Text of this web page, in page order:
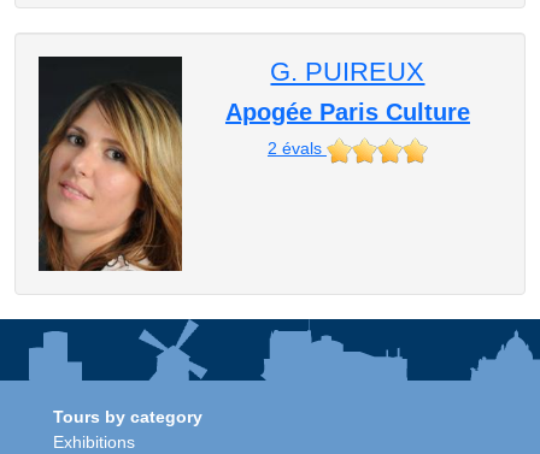
G. PUIREUX
Apogée Paris Culture
2 évals
Tours by category
Exhibitions